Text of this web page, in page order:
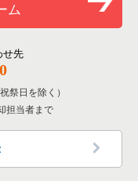
の案件一覧
覧
の案件一覧
覧
売却物件の案件一覧
覧
ム
せ先
祭日を除く）
担当者まで